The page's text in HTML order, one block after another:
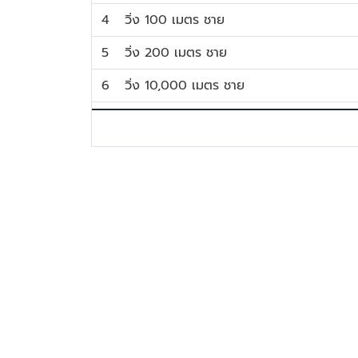
4
วิ่ง 100 เมตร ชาย
5
วิ่ง 200 เมตร ชาย
6
วิ่ง 10,000 เมตร ชาย
8
วิ่งวิบาก 3,000 เมตร ชาย